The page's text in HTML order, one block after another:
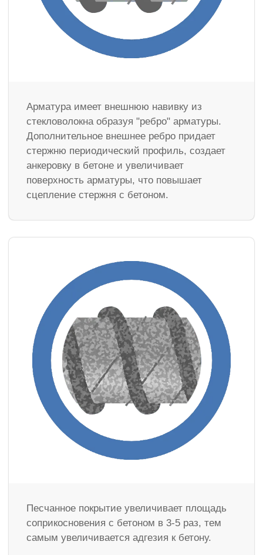
Арматура имеет внешнюю навивку из
стекловолокна образуя "ребро" арматуры.
Дополнительное внешнее ребро придает
стержню периодический профиль, создает
анкеровку в бетоне и увеличивает
поверхность арматуры, что повышает
сцепление стержня с бетоном.
Песчанное покрытие увеличивает площадь
соприкосновения с бетоном в 3-5 раз, тем
самым увеличивается адгезия к бетону.